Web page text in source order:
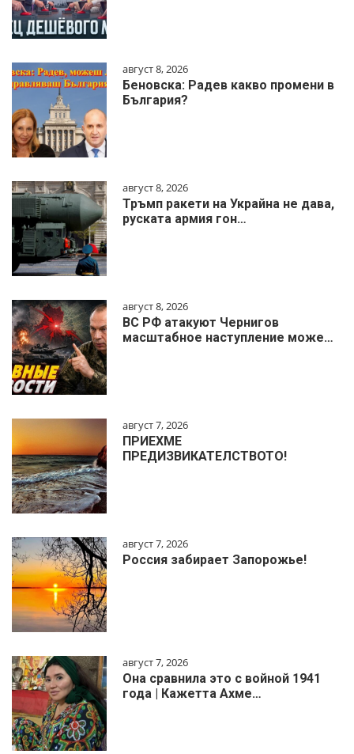
август 8, 2026
Беновска: Радев какво промени в
България?
август 8, 2026
Тръмп ракети на Украйна не дава,
руската армия гон…
август 8, 2026
ВС РФ атакуют Чернигов
масштабное наступление може…
август 7, 2026
ПРИЕХМЕ
ПРЕДИЗВИКАТЕЛСТВОТО!
август 7, 2026
Россия забирает Запорожье!
август 7, 2026
Она сравнила это с войной 1941
года | Кажетта Ахме…